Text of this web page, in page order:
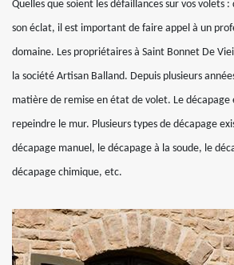
Quelles que soient les défaillances sur vos volets
son éclat, il est important de faire appel à un
domaine. Les propriétaires à Saint Bonnet De
la société Artisan Balland. Depuis plusieurs
matière de remise en état de volet. Le décapage
repeindre le mur. Plusieurs types de décapage
décapage manuel, le décapage à la soude, le
décapage chimique, etc.